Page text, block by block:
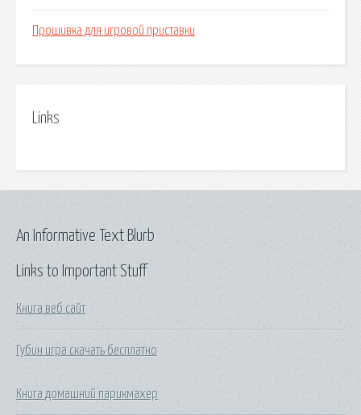
Прошивка для игровой приставки
Links
Links to Important Stuff
Книга веб сайт
Губин игра скачать бесплатно
Книга домашний парикмахер
An Informative Text Blurb